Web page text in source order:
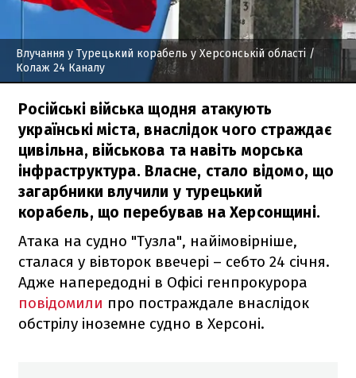
Влучання у Турецький корабель у Херсонській області /
Колаж 24 Каналу
Російські війська щодня атакують
українські міста, внаслідок чого страждає
цивільна, військова та навіть морська
інфраструктура. Власне, стало відомо, що
загарбники влучили у турецький
корабель, що перебував на Херсонщині.
Атака на судно "Тузла", найімовірніше,
сталася у вівторок ввечері – себто 24 січня.
Адже напередодні в Офісі генпрокурора
повідомили про постраждале внаслідок
обстрілу іноземне судно в Херсоні.